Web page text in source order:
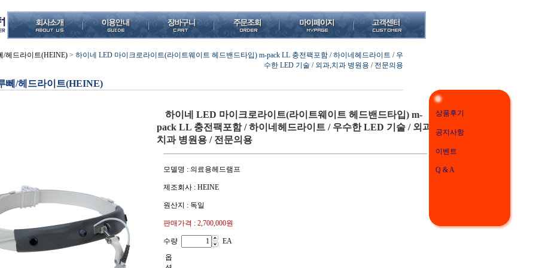
/헤드라이트(HEINE) > 하이네 LED 마이크로라이트(라이트웨이트 헤드밴드타입) m-pack LL 충전팩포함 / 하이네헤드라이트 / 우
수한 LED 기술 / 외과,치과 병원용 / 전문의용
뻬/헤드라이트(HEINE)
하이네 LED 마이크로라이트(라이트웨이트 헤드밴드타입) m-
pack LL 충전팩포함 / 하이네헤드라이트 / 우수한 LED 기술 / 외과,
치과 병원용 / 전문의용
모델명 : 의료용헤드램프
제조회사 : HEINE
원산지 : 독일
판매가격 : 2,700,000원
수량
EA
옵
상품후기
공지사항
이벤트
Q & A